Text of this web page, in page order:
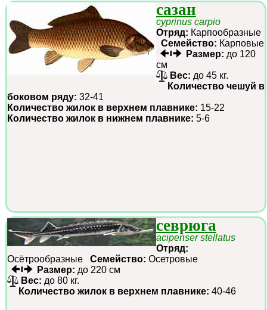
сазан
cyprinus carpio
Отряд: Карпообразные
Семейство: Карповые
Размер: до 120
см
Вес: до 45 кг.
Количество чешуй в
боковом ряду: 32-41
Количество жилок в верхнем плавнике: 15-22
Количество жилок в нижнем плавнике: 5-6
севрюга
acipenser stellatus
Отряд:
Осётрообразные Семейство: Осетровые
Размер: до 220 см
Вес: до 80 кг.
Количество жилок в верхнем плавнике: 40-46